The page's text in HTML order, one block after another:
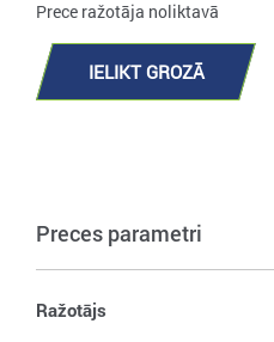
Prece ražotāja noliktavā
IELIKT GROZĀ
Preces parametri
Ražotājs